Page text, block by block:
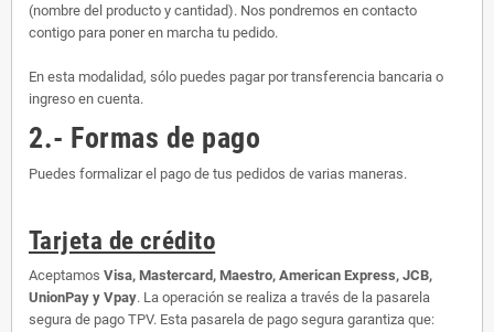
(nombre del producto y cantidad). Nos pondremos en contacto
contigo para poner en marcha tu pedido.
En esta modalidad, sólo puedes pagar por transferencia bancaria o
ingreso en cuenta.
2.- Formas de pago
Puedes formalizar el pago de tus pedidos de varias maneras.
Tarjeta de crédito
Aceptamos Visa, Mastercard, Maestro, American Express, JCB,
UnionPay y Vpay. La operación se realiza a través de la pasarela
segura de pago TPV. Esta pasarela de pago segura garantiza que: